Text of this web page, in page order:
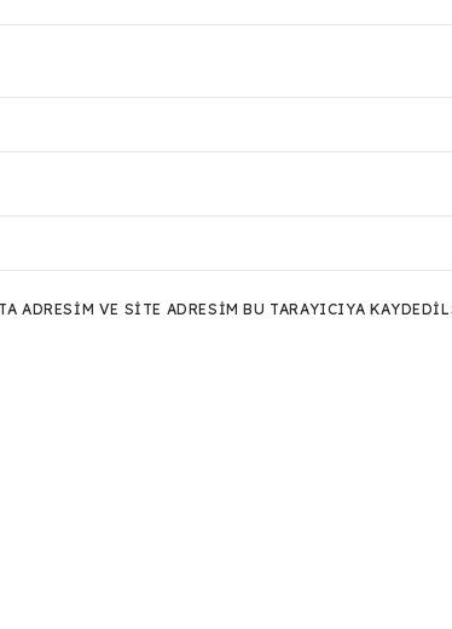
ADRESIM VE SITE ADRESIM BU TARAYICIYA